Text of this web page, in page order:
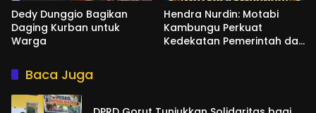
Dedy Dunggio Bagikan
Daging Kurban untuk
Warga
Hendra Nurdin: Motabi
Kambungu Perkuat
Kedekatan Pemerintah dan
Baca Juga